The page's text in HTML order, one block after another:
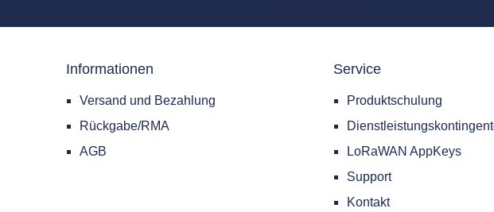
Informationen
Versand und Bezahlung
Rückgabe/RMA
AGB
Service
Produktschulung
LoRaWAN AppKeys
Support
Kontakt